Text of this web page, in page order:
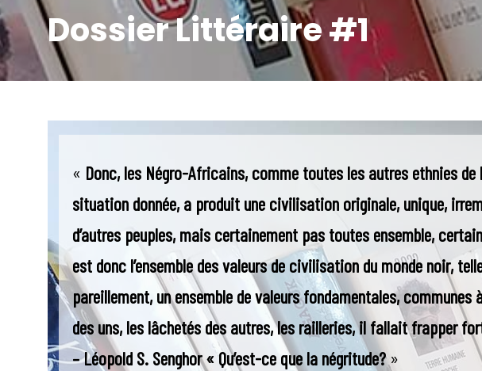
Dossier Littéraire #1
« Donc, les Négro-Africains, comme toutes les autres ethnies
situation donnée, a produit une civilisation originale, unique,
d’autres peuples, mais certainement pas toutes ensemble,
est donc l’ensemble des valeurs de civilisation du monde noir,
pareillement, un ensemble de valeurs fondamentales,
des uns, les lâchetés des autres, les railleries, il fallait frapper
– Léopold S. Senghor « Qu’est-ce que la négritude?»